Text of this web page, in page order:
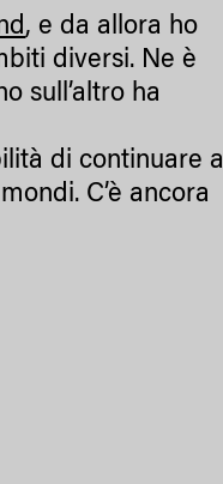
, e da allora ho
diversi. Ne è
sull’altro ha
di continuare a
C’è ancora